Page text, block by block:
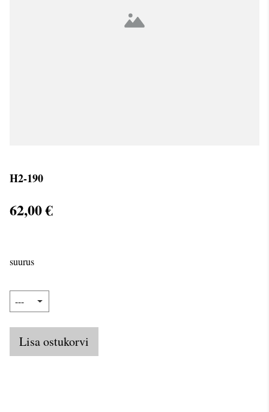
H2-190
62,00 €
suurus
Lisa ostukorvi